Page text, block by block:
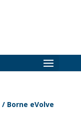
/ Borne eVolve